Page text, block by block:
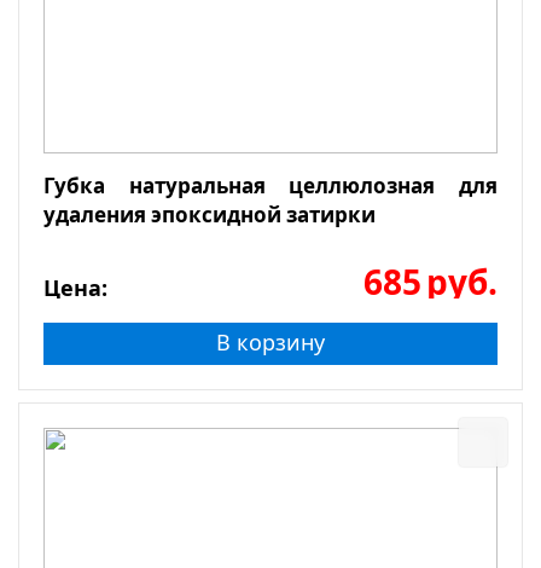
Губка натуральная целлюлозная для
удаления эпоксидной затирки
Цена: 685руб.
В корзину